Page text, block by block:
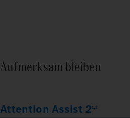
Aufmerksam bleiben
Attention Assist 21,2